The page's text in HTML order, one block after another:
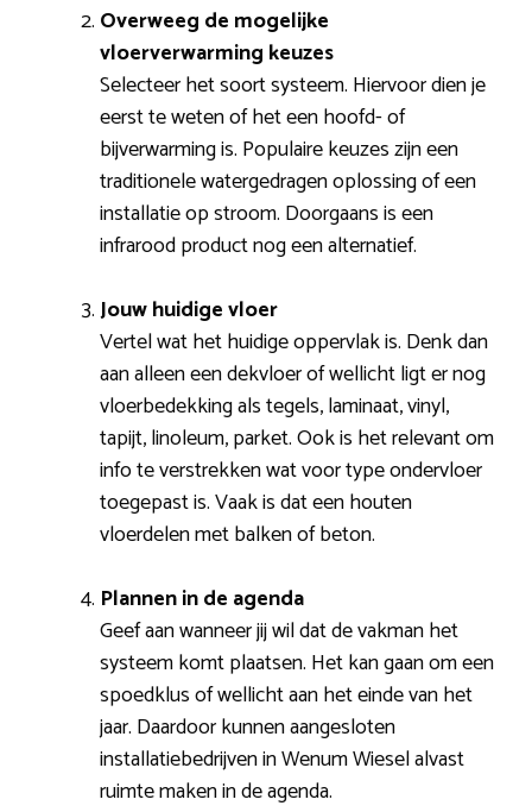
Overweeg de mogelijke
vloerverwarming keuzes
Selecteer het soort systeem. Hiervoor dien je
eerst te weten of het een hoofd- of
bijverwarming is. Populaire keuzes zijn een
traditionele watergedragen oplossing of een
installatie op stroom. Doorgaans is een
infrarood product nog een alternatief.
Jouw huidige vloer
Vertel wat het huidige oppervlak is. Denk dan
aan alleen een dekvloer of wellicht ligt er nog
vloerbedekking als tegels, laminaat, vinyl,
tapijt, linoleum, parket. Ook is het relevant om
info te verstrekken wat voor type ondervloer
toegepast is. Vaak is dat een houten
vloerdelen met balken of beton.
Plannen in de agenda
Geef aan wanneer jij wil dat de vakman het
systeem komt plaatsen. Het kan gaan om een
spoedklus of wellicht aan het einde van het
jaar. Daardoor kunnen aangesloten
installatiebedrijven in Wenum Wiesel alvast
ruimte maken in de agenda.